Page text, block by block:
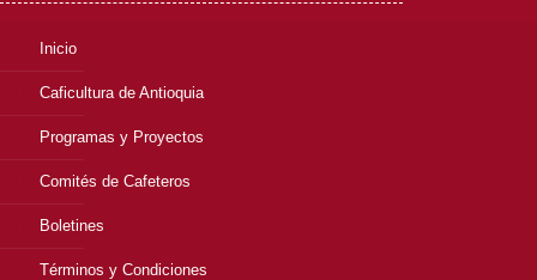
Inicio
Caficultura de Antioquia
Programas y Proyectos
Comités de Cafeteros
Boletines
Términos y Condiciones